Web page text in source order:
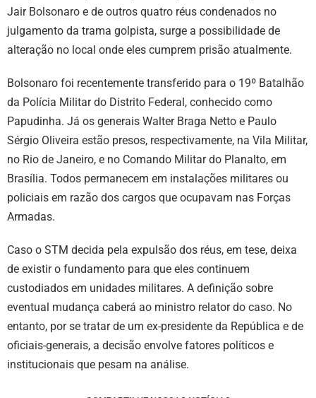
Jair Bolsonaro e de outros quatro réus condenados no
julgamento da trama golpista, surge a possibilidade de
alteração no local onde eles cumprem prisão atualmente.
Bolsonaro foi recentemente transferido para o 19º Batalhão
da Polícia Militar do Distrito Federal, conhecido como
Papudinha. Já os generais Walter Braga Netto e Paulo
Sérgio Oliveira estão presos, respectivamente, na Vila Militar,
no Rio de Janeiro, e no Comando Militar do Planalto, em
Brasília. Todos permanecem em instalações militares ou
policiais em razão dos cargos que ocupavam nas Forças
Armadas.
Caso o STM decida pela expulsão dos réus, em tese, deixa
de existir o fundamento para que eles continuem
custodiados em unidades militares. A definição sobre
eventual mudança caberá ao ministro relator do caso. No
entanto, por se tratar de um ex-presidente da República e de
oficiais-generais, a decisão envolve fatores políticos e
institucionais que pesam na análise.